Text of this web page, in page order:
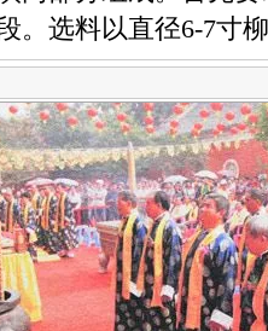
。选料以直径6-7